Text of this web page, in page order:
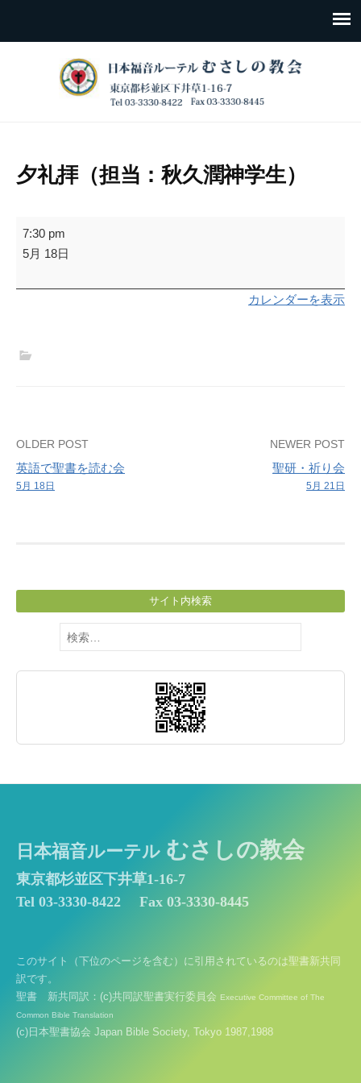
夕礼拝（担当：秋久潤神学生）
夕
礼
（担
7:30 pm
5月 18日
カレンダーを表示
Post
navigation
OLDER POST
英語で聖書を読む会
5月 18日
NEWER POST
聖研・祈り会
5月 21日
サイト内検索
検
索:
日本福音ルーテル むさしの教会
東京都杉並区下井草1-16-7
Tel 03-3330-8422
Fax 03-3330-8445
このサイト（下位のページを含む）に引用されているのは聖書新共同
訳です。
聖書 新共同訳：(c)共同訳聖書実行委員会 Executive Committee of The
Common Bible Translation
(c)日本聖書協会 Japan Bible Society, Tokyo 1987,1988